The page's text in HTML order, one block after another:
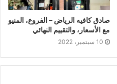
صادق كافيه الرياض – الفروع، المنيو
مع الأسعار، والتقييم النهائي
10 سبتمبر، 2022